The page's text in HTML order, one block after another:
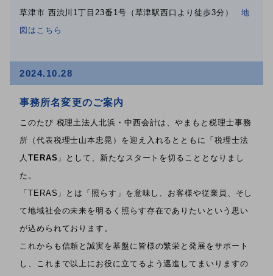
草津市 西渋川1丁目23番1号（草津駅西口より徒歩3分）地
図はこちら
2024.10.28
事務所名変更のご案内
このたび 税理土法人北浜・中西会計は、やまもと税理士事務
所（代表税理士山本忠晃）を迎え入れるとともに「税理士法
人 TERAS 」として、新たなスタートを切ることとなりまし
た。
「TERAS」とは「照らす」を意味し、お客様や従業員、そし
て地域社会の未来を明るく照らす存在でありたいという思い
が込められております。
これからも信頼と誠実を基盤に皆様の繁栄と発展をサポート
し、これまで以上にお役に立てるよう邁進してまいりますの